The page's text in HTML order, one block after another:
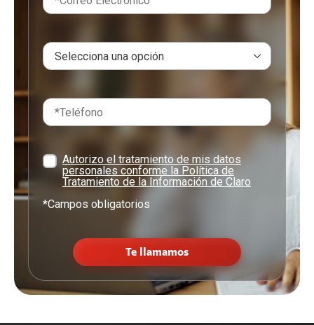
Autorizo el tratamiento de mis datos
personales conforme la Política de
Tratamiento de la Información de Claro
*Campos obligatorios
Te llamamos